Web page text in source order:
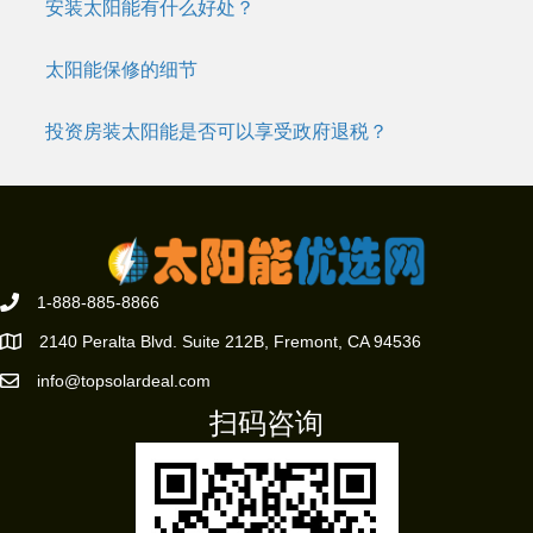
安装太阳能有什么好处？
太阳能保修的细节
投资房装太阳能是否可以享受政府退税？
1-888-885-8866
2140 Peralta Blvd. Suite 212B, Fremont, CA 94536
info@topsolardeal.com
扫码咨询